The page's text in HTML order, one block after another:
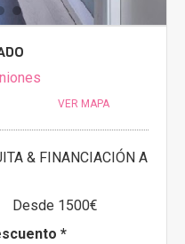
VER MAPA
& FINANCIACIÓN A
Desde 1500€
*